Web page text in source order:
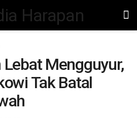
Lebat Mengguyur,
Tak Batal